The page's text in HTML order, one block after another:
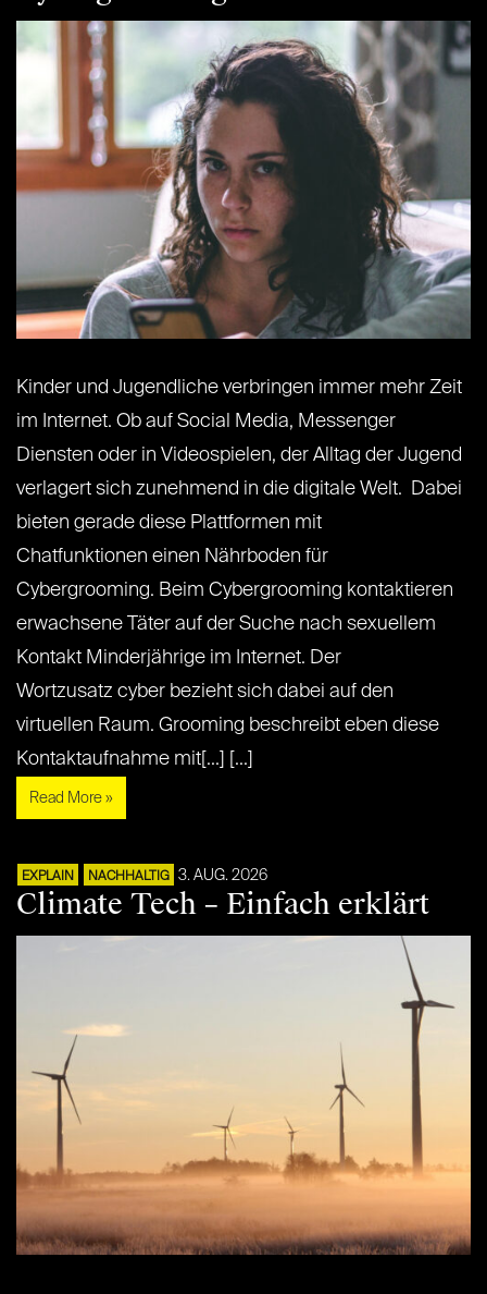
Kinder und Jugendliche verbringen immer mehr Zeit
im Internet. Ob auf Social Media, Messenger
Diensten oder in Videospielen, der Alltag der Jugend
verlagert sich zunehmend in die digitale Welt. Dabei
bieten gerade diese Plattformen mit
Chatfunktionen einen Nährboden für
Cybergrooming. Beim Cybergrooming kontaktieren
erwachsene Täter auf der Suche nach sexuellem
Kontakt Minderjährige im Internet. Der
Wortzusatz cyber bezieht sich dabei auf den
virtuellen Raum. Grooming beschreibt eben diese
Kontaktaufnahme mit[...] [...]
Read More »
EXPLAIN NACHHALTIG 3. AUG. 2026
Climate Tech – Einfach erklärt